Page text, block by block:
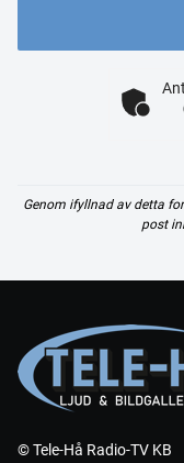
Genom ifyllnad av detta
post
© Tele-Hå Radio-TV KB